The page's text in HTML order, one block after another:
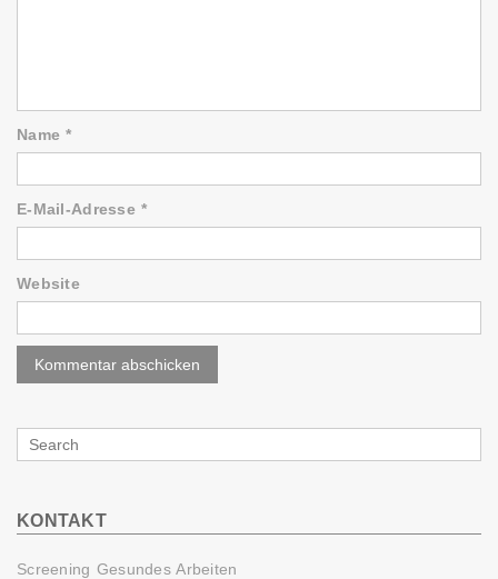
Name*
E-Mail-Adresse*
Website
Search
for
KONTAKT
Screening Gesundes Arbeiten